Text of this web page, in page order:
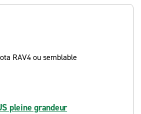
pleine grandeur